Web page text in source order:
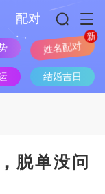
配对
姓名配对
结婚吉日
脱单没问